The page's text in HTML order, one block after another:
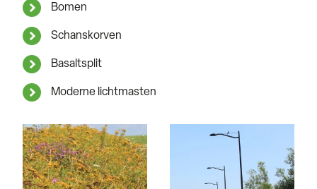
Bomen
Schanskorven
Basaltsplit
Moderne lichtmasten